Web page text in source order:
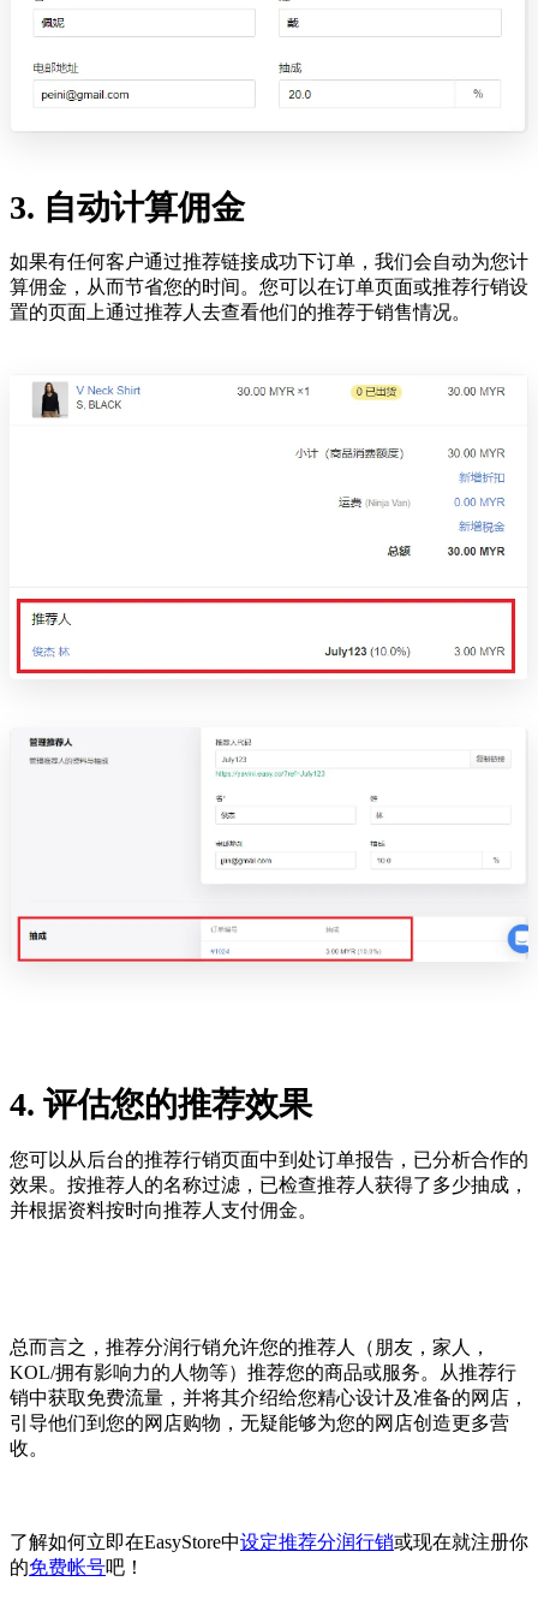
3. 自动计算佣金
如果有任何客户通过推荐链接成功下订单，我们会自动为您计
算佣金，从而节省您的时间。您可以在订单页面或推荐行销设
置的页面上通过推荐人去查看他们的推荐于销售情况。
4. 评估您的推荐效果
您可以从后台的推荐行销页面中到处订单报告，已分析合作的
效果。按推荐人的名称过滤，已检查推荐人获得了多少抽成，
并根据资料按时向推荐人支付佣金。
总而言之，推荐分润行销允许您的推荐人（朋友，家人，
KOL/拥有影响力的人物等）推荐您的商品或服务。从推荐行
销中获取免费流量，并将其介绍给您精心设计及准备的网店，
引导他们到您的网店购物，无疑能够为您的网店创造更多营
收。
了解如何立即在EasyStore中设定推荐分润行销或现在就注册你
的免费帐号吧！